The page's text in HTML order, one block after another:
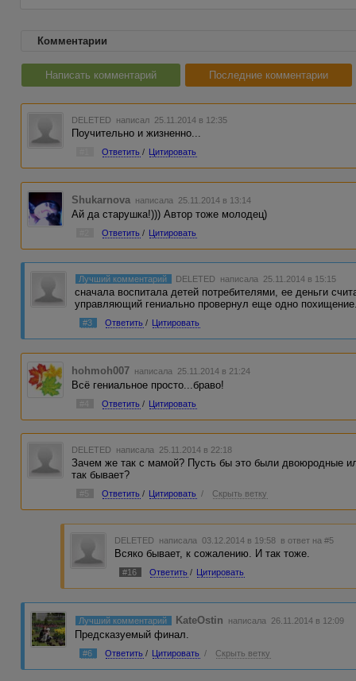
Комментарии
Написать комментарий Последние комментарии
DELETED написал 25.11.2014 в 12:35
Поучительно и жизненно...
Ответить / Цитировать
Shukarnova написала 25.11.2014 в 13:14
Ай да старушка!))) Автор тоже молодец)
Ответить / Цитировать
Лучший комментарий DELETED написала 25.11.2014 в 15:15
сначала воспитала детей потребителями, ее деньги
управляющий гениально провернул еще одно
#3 Ответить / Цитировать
hohmoh007 написала 25.11.2014 в 21:24
Всё гениальное просто...браво!
Ответить / Цитировать
DELETED написала 25.11.2014 в 22:18
Зачем же так с мамой? Пусть бы это были двоюродные
так бывает?
#5 Ответить / Цитировать / Скрыть ветку
DELETED написала 03.12.2014 в 19:58 в ответ на #5
Всяко бывает, к сожалению. И так тоже.
#16 Ответить / Цитировать
Лучший комментарий KateOstin написала 26.11.2014 в 12:09
Предсказуемый финал.
#6 Ответить / Цитировать / Скрыть ветку